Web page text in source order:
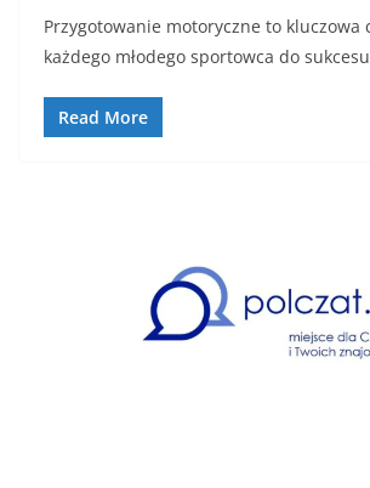
Przygotowanie motoryczne to kluczowa
każdego młodego sportowca do
Read More